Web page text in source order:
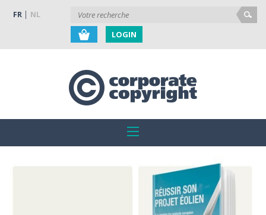
FR NL
LOGIN